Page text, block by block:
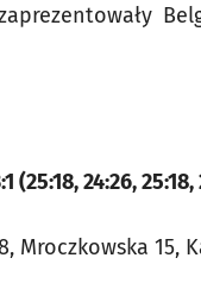
24:26, 25:18,
Mroczkowska 15,